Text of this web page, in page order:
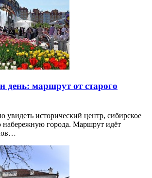
день: маршрут от старого
увидеть исторический центр, сибирское
набережную города. Маршрут идёт